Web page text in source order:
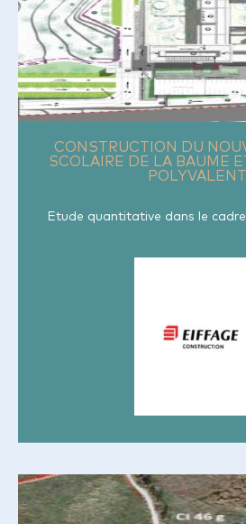
CONSTRUCTION DU
SCOLAIRE DE LA BAUME
Etude quantitative dans le cadre
FERME DES